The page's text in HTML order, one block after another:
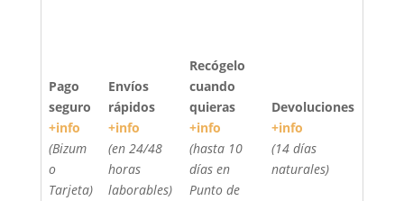
Pago
seguro
+info
(Bizum
o
Tarjeta)
Envíos
rápidos
+info
(en 24/48
horas
laborables)
Recógelo
cuando
quieras
+info
(hasta 10
días en
Punto de
Devoluciones
+info
(14 días
naturales)